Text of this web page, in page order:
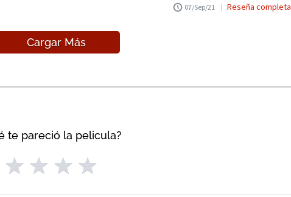
07/Sep/21 Reseña completa
Cargar Más
te pareció la pelicula?